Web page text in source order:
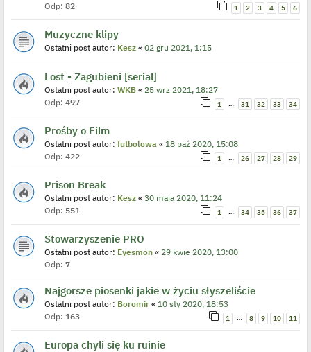
Odp: 82 1 2 3 4 5 6
Muzyczne klipy
Ostatni post autor: Kesz « 02 gru 2021, 1:15
Lost - Zagubieni [serial]
Ostatni post autor: WKB « 25 wrz 2021, 18:27
Odp: 497 1 … 31 32 33 34
Prośby o Film
Ostatni post autor: futbolowa « 18 paź 2020, 15:08
Odp: 422 1 … 26 27 28 29
Prison Break
Ostatni post autor: Kesz « 30 maja 2020, 11:24
Odp: 551 1 … 34 35 36 37
Stowarzyszenie PRO
Ostatni post autor: Eyesmon « 29 kwie 2020, 13:00
Odp: 7
Najgorsze piosenki jakie w życiu słyszeliście
Ostatni post autor: Boromir « 10 sty 2020, 18:53
Odp: 163 1 … 8 9 10 11
Europa chyli się ku ruinie